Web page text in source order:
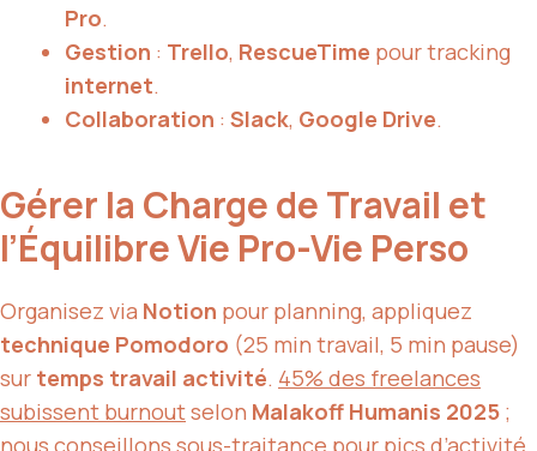
Pro.
Gestion : Trello, RescueTime pour tracking
internet.
Collaboration : Slack, Google Drive.
Gérer la Charge de Travail et
l’Équilibre Vie Pro-Vie Perso
Organisez via Notion pour planning, appliquez
technique Pomodoro (25 min travail, 5 min pause)
sur temps travail activité. 45% des freelances
subissent burnoutselon Malakoff Humanis 2025 ;
nous conseillons sous-traitance pour pics d’activité.